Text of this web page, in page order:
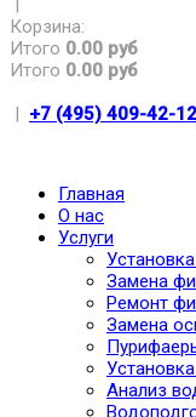
|
Корзина:
Итого 0.00 руб
Итого 0.00 руб
| +7 (495) 409-42-12
Главная
О нас
Услуги
Замена
Ремонт
Замена
Анализ